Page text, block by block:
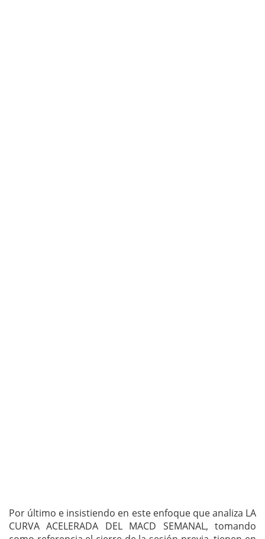
Por último e insistiendo en este enfoque que analiza LA
CURVA ACELERADA DEL MACD SEMANAL, tomando